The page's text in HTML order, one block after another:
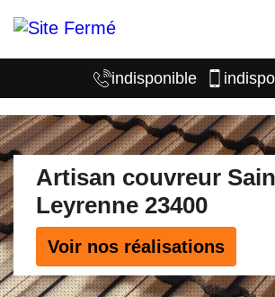
indisponible
Artisan couvreur
Leyrenne 23400
Voir nos réalisations